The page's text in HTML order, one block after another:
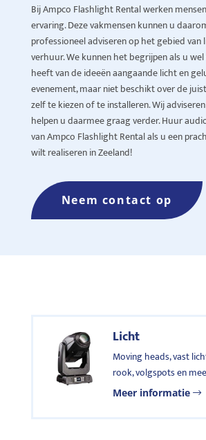
Bij Ampco Flashlight Rental werken
ervaring. Deze vakmensen kunnen u
professioneel adviseren op het gebied van
verhuur. We kunnen het begrijpen als u
heeft van de ideeën aangaande licht en
evenement, maar niet beschikt over de
zelf te kiezen of te installeren. Wij
helpen u daarmee graag verder. Huur
van Ampco Flashlight Rental als u een
wilt realiseren in Zeeland!
Neem contact op
Licht
Moving heads, vast
rook, volgspots en
Meer informatie